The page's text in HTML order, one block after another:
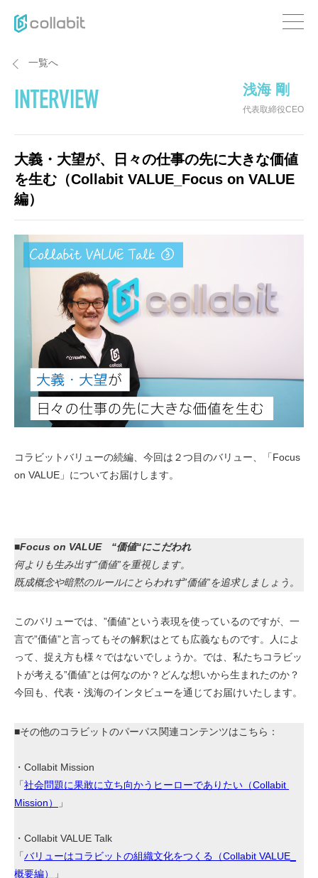
一覧へ
INTERVIEW 浅海 剛
代表取締役CEO
大義・大望が、日々の仕事の先に大きな価値
を生む（Collabit VALUE_Focus on VALUE
編）
コラビットバリューの続編、今回は２つ目のバリュー、「Focus
on VALUE」についてお届けします。
■Focus on VALUE　“価値“にこだわれ
何よりも生み出す”価値”を重視します。
既成概念や暗黙のルールにとらわれず”価値”を追求しましょう。
このバリューでは、”価値”という表現を使っているのですが、一
言で”価値”と言ってもその解釈はとても広義なものです。人によ
って、捉え方も様々ではないでしょうか。では、私たちコラビッ
トが考える”価値”とは何なのか？どんな想いから生まれたのか？
今回も、代表・浅海のインタビューを通じてお届けいたします。
■その他のコラビットのパーパス関連コンテンツはこちら：
・Collabit Mission
「社会問題に果敢に立ち向かうヒーローでありたい（Collabit
Mission）
」
・Collabit VALUE Talk
「バリューはコラビットの組織文化をつくる（Collabit VALUE_
概要編）
」